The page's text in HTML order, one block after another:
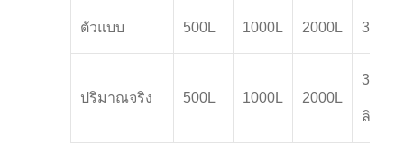
ตัวแบบ 500L 1000L 2000L 3000L
ปริมาณจริง 500L 1000L 2000L
3000
ลิตร